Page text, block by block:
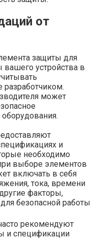
от
защиты для
устройства в
может
и
необходимо
выборе элементов
включать в себя
тока, времени
факторы,
безопасной работы
рекомендуют
и спецификации